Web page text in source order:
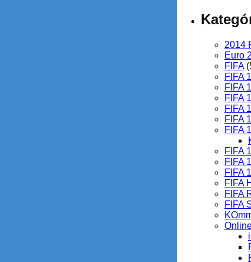
2014
Euro
FIFA
FIFA
FIFA
FIFA
FIFA
FIFA
FIFA
FIFA
FIFA
FIFA
FIFA
FIFA
FIFA